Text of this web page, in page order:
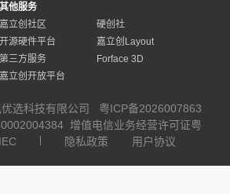
其他服务
嘉立创社区
硬创社
开源硬件平台
嘉立创Layout
第三方服务
Forface 3D
嘉立创开放平台
选科技有限公司
粤ICP备2026007863
增值电信业务经营许可证粤
隐私政策 用户协议